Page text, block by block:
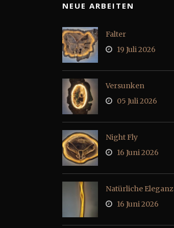
NEUE ARBEITEN
Falter
19 Juli 2026
Versunken
05 Juli 2026
Night Fly
16 Juni 2026
Natürliche Eleganz
16 Juni 2026